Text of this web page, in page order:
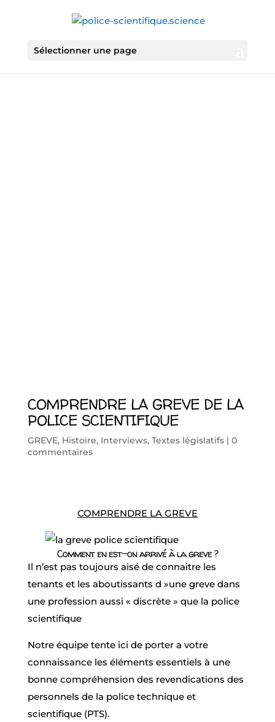
Sélectionner une page
COMPRENDRE LA GREVE DE LA
POLICE SCIENTIFIQUE
GREVE, Histoire, Interviews, Textes législatifs| 0
commentaires
COMPRENDRE LA GREVE
Comment en est-on arrivé à la greve ?
Il n’est pas toujours aisé de connaitre les
tenants et les aboutissants d »une greve dans
une profession aussi « discrète » que la police
scientifique
Notre équipe tente ici de porter a votre
connaissance les éléments essentiels à une
bonne compréhension des revendications des
personnels de la police technique et
scientifique (PTS).